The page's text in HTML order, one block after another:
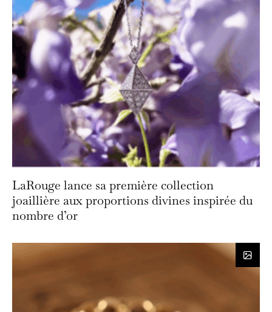
LaRouge lance sa première collection
joaillière aux proportions divines inspirée du
nombre d’or